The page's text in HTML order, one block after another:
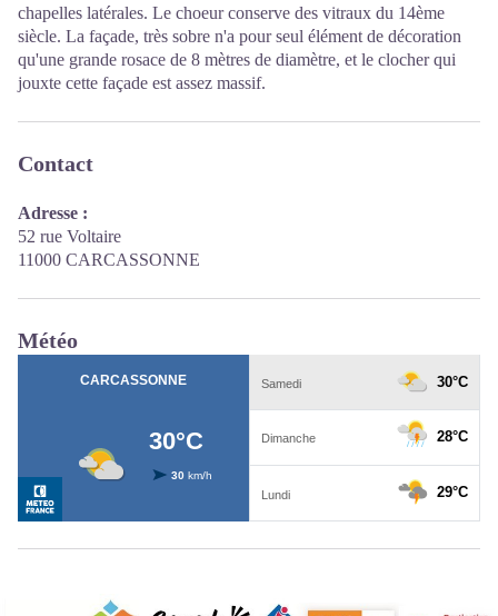
chapelles latérales. Le choeur conserve des vitraux du 14ème
siècle. La façade, très sobre n'a pour seul élément de décoration
qu'une grande rosace de 8 mètres de diamètre, et le clocher qui
jouxte cette façade est assez massif.
Contact
Adresse :
52 rue Voltaire
11000 CARCASSONNE
Météo